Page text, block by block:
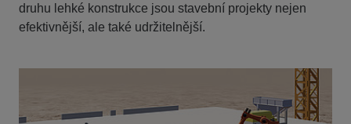
druhu lehké konstrukce jsou stavební projekty nejen
efektivnější, ale také udržitelnější.